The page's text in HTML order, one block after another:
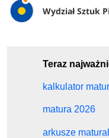
Wydział Sztuk
Teraz
kalkulator
matura 2026
arkusze